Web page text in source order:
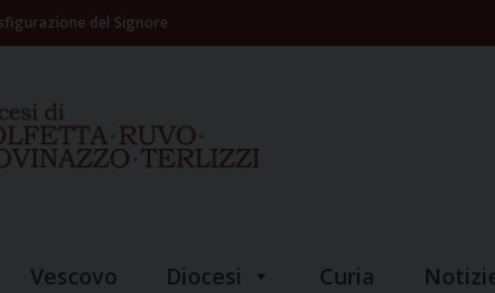
del Signore
Vescovo Diocesi Curia